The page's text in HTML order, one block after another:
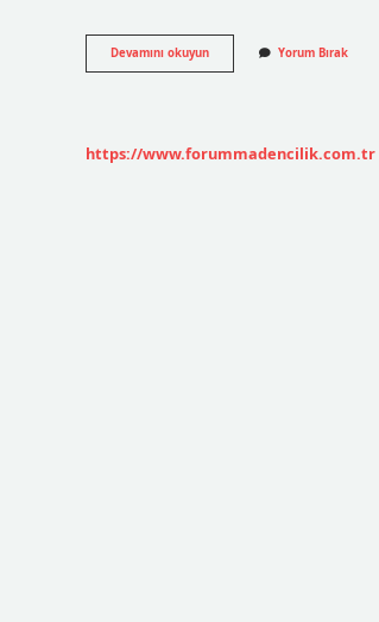
Devamını okuyun2
Sınıf
Yorum Bırak
https://www.forummadencilik.com.tr